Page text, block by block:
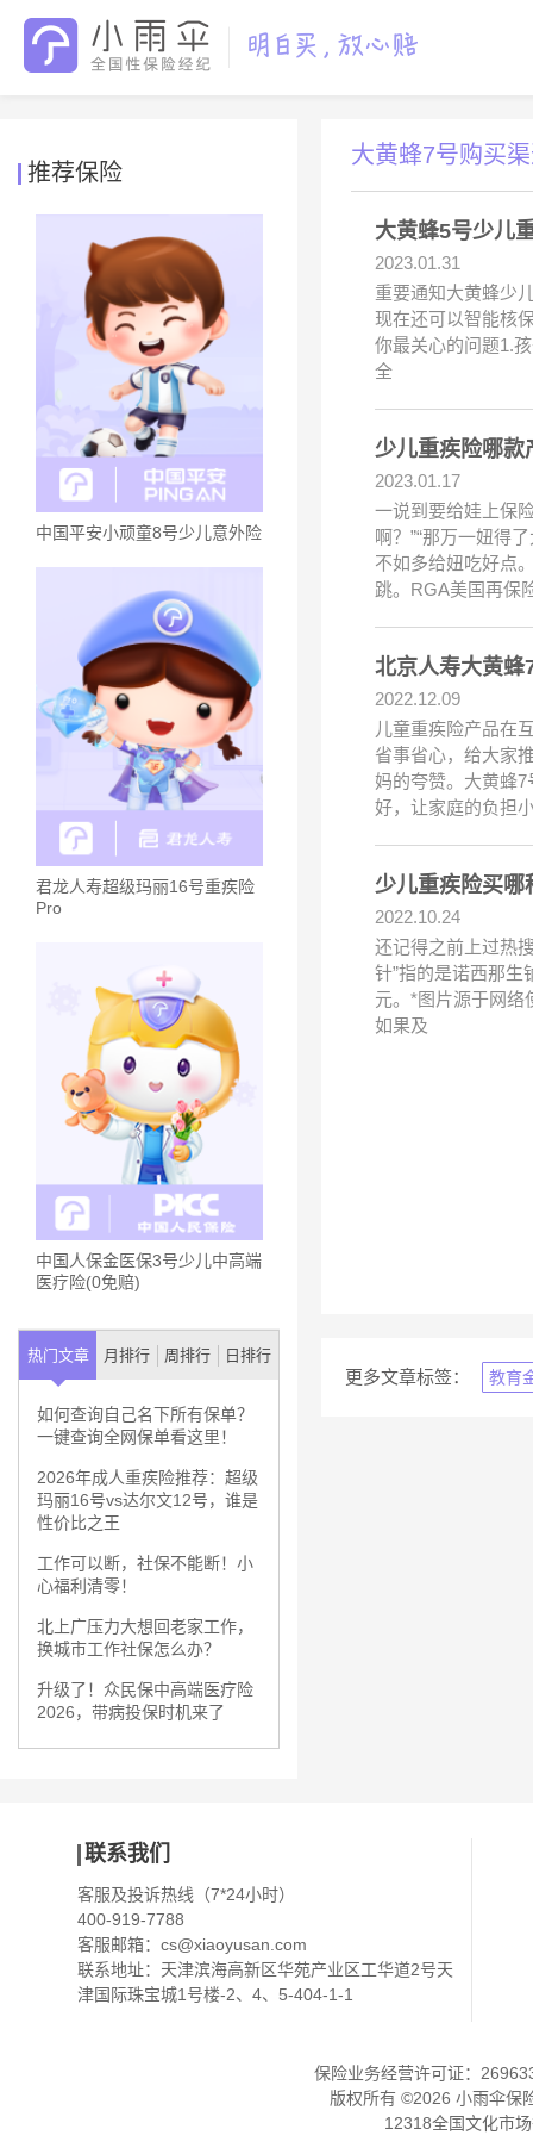
推荐保险
中国平安小顽童8号少儿意外险
君龙人寿超级玛丽16号重疾险
Pro
中国人保金医保3号少儿中高端
医疗险(0免赔)
热门文章 月排行 周排行 日排行
如何查询自己名下所有保单？
一键查询全网保单看这里！
2026年成人重疾险推荐：超级
玛丽16号vs达尔文12号，谁是
性价比之王
工作可以断，社保不能断！小
心福利清零！
北上广压力大想回老家工作，
换城市工作社保怎么办？
升级了！众民保中高端医疗险
2026，带病投保时机来了
大黄蜂7号购买
大黄蜂5号少儿
2023.01.31
重要通知大黄蜂少
现在还可以智能核
你最关心的问题1.
全
少儿重疾险哪款
2023.01.17
一说到要给娃上保
啊？”“那万一妞得
不如多给妞吃好点
跳。RGA美国再保
北京人寿大黄蜂
2022.12.09
儿童重疾险产品在
省事省心，给大家
妈的夸赞。大黄蜂
好，让家庭的负担
少儿重疾险买哪
2022.10.24
还记得之前上过热
针”指的是诺西那生
元。*图片源于网络
如果及
更多文章标签： 教育
联系我们
客服及投诉热线（7*24小时）
400-919-7788
客服邮箱： cs@xiaoyusan.com
联系地址：天津滨海高新区华苑产业区工华道2号天
津国际珠宝城1号楼-2、4、5-404-1-1
保险业务经营许可证：
版权所有 ©2026 小雨伞保
12318全国文化市